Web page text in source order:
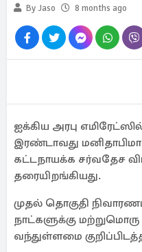
By Jaso
8 months ago
ஐக்கிய அரபு
இரண்டாவது
கட்டநாயக்க சர்வதேச
தரையிறங்கியது.
முதல் தொகுதி
நாட்களுக்கு
வந்துள்ளமை